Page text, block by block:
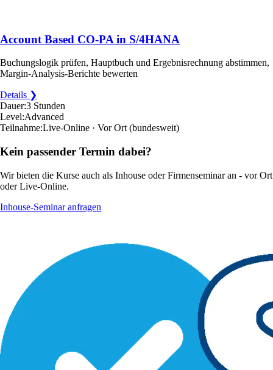
Account Based CO-PA in S/4HANA
Buchungslogik prüfen, Hauptbuch und Ergebnisrechnung abstimmen,
Margin-Analysis-Berichte bewerten
Details ❯
Dauer:3 Stunden
Level:Advanced
Teilnahme:Live-Online · Vor Ort (bundesweit)
Kein passender Termin dabei?
Wir bieten die Kurse auch als Inhouse oder Firmenseminar an - vor Ort
oder Live-Online.
Inhouse-Seminar anfragen